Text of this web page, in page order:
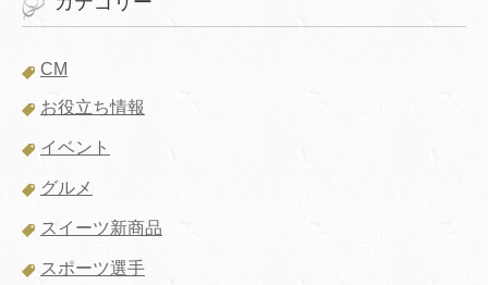
CM
お役立ち情報
イベント
グルメ
スイーツ新商品
スポーツ選手